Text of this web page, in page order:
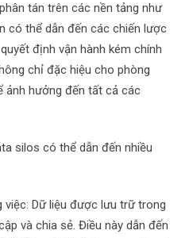
tán trên các nền tảng như
có thể dẫn đến các chiến lược
định vận hành kém chính
chỉ đặc hiệu cho phòng
ảnh hưởng đến tất cả các
silos có thể dẫn đến nhiều
việc: Dữ liệu được lưu trữ trong
và chia sẻ. Điều này dẫn đến